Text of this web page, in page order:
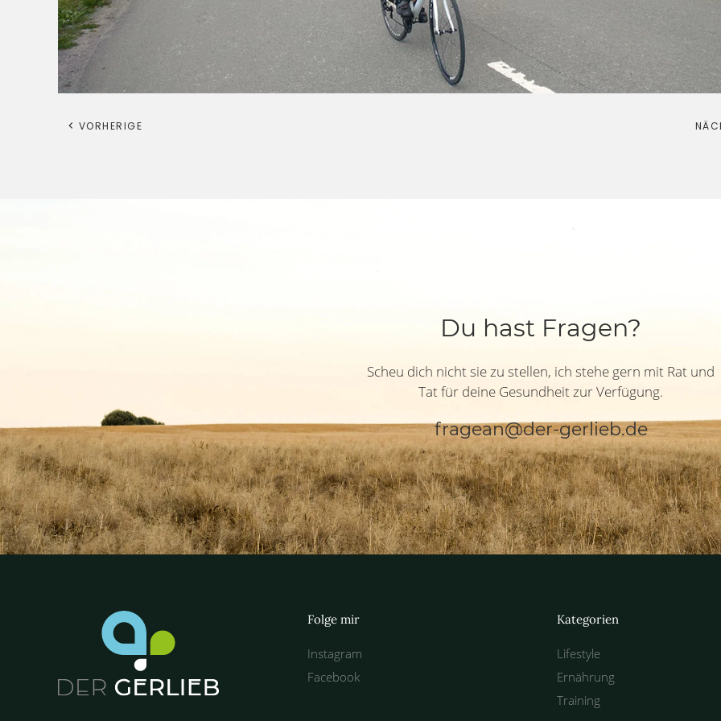
VORHERIGE
Du hast Fragen?
Scheu dich nicht sie zu stellen, ich stehe gern mit Rat und
Tat für deine Gesundheit zur Verfügung.
fragean@der-gerlieb.de
Folge mir
Instagram
Facebook
Kategorien
Lifestyle
Ernährung
Training